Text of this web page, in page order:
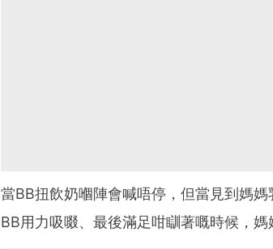
當BB扭飲奶嗰陣會喊唔停，但當見到媽
BB用力吸啜、最後滿足咁瞓著嘅時候，媽